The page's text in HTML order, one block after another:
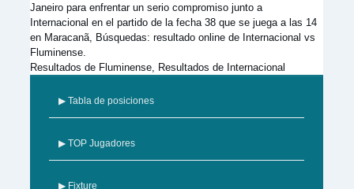
Janeiro para enfrentar un serio compromiso junto a
Internacional en el partido de la fecha 38 que se juega a las 14
en Maracanã, Búsquedas: resultado online de Internacional vs
Fluminense.
Resultados de Fluminense, Resultados de Internacional
▶ Tabla de posiciones
▶ TOP Jugadores
▶ Fixture